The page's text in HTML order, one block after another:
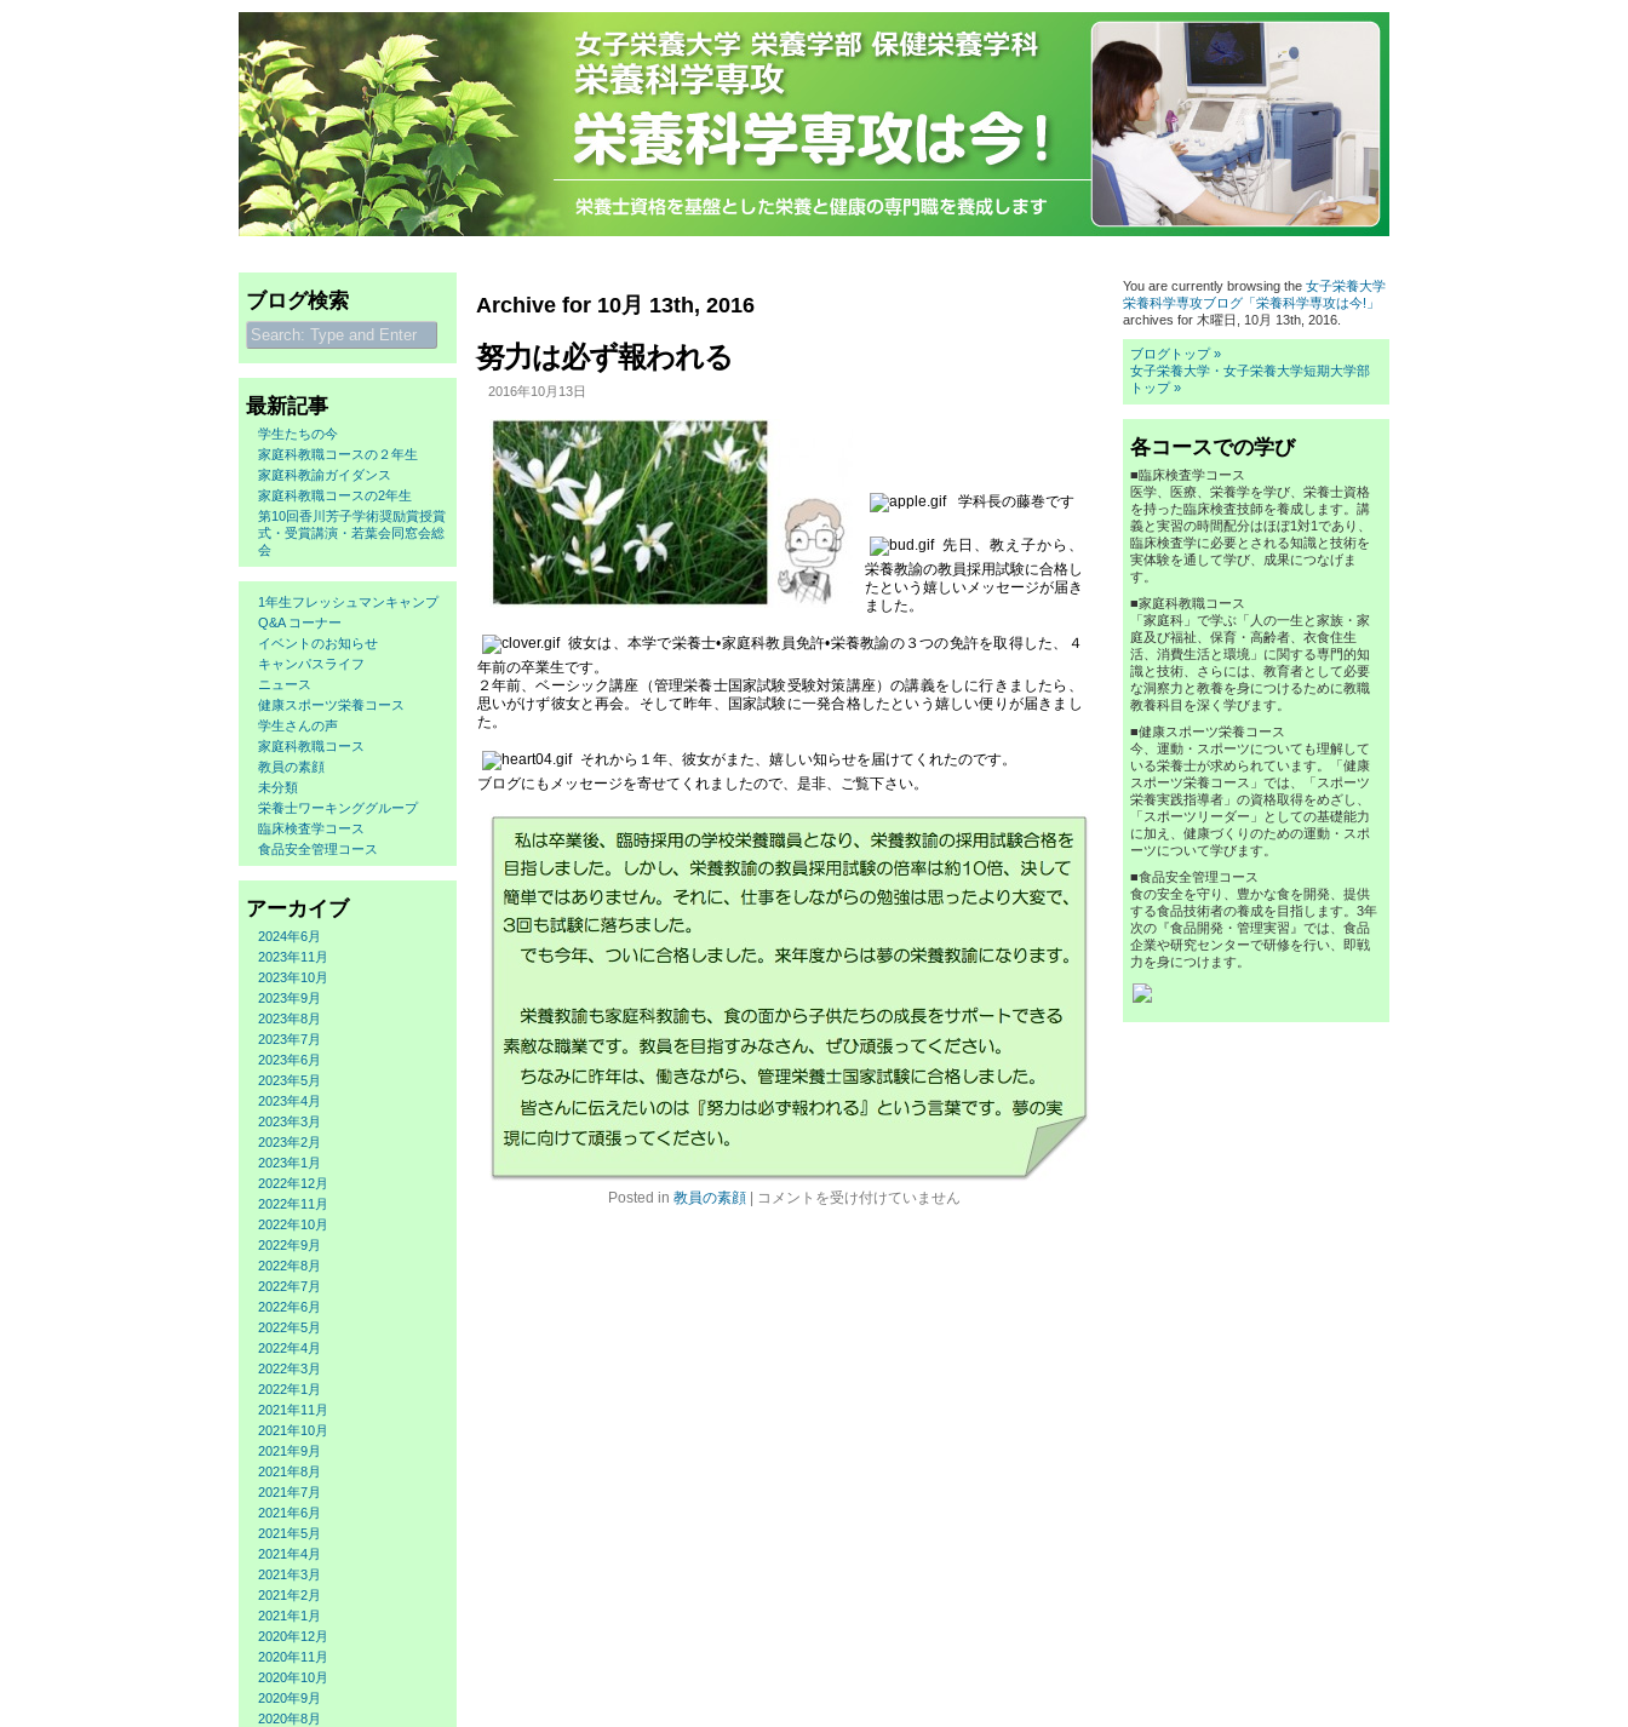
ブログ検索
最新記事
学生たちの今
家庭科教職コースの２年生
家庭科教諭ガイダンス
家庭科教職コースの2年生
第10回香川芳子学術奨励賞授賞
式・受賞講演・若葉会同窓会総
会
1年生フレッシュマンキャンプ
Q&A コーナー
イベントのお知らせ
キャンパスライフ
ニュース
健康スポーツ栄養コース
学生さんの声
家庭科教職コース
教員の素顔
未分類
栄養士ワーキンググループ
臨床検査学コース
食品安全管理コース
アーカイブ
2024年6月
2023年11月
2023年10月
2023年9月
2023年8月
2023年7月
2023年6月
2023年5月
2023年4月
2023年3月
2023年2月
2023年1月
2022年12月
2022年11月
2022年10月
2022年9月
2022年8月
2022年7月
2022年6月
2022年5月
2022年4月
2022年3月
2022年1月
2021年11月
2021年10月
2021年9月
2021年8月
2021年7月
2021年6月
2021年5月
2021年4月
2021年3月
2021年2月
2021年1月
2020年12月
2020年11月
2020年10月
2020年9月
2020年8月
Archive for 10月 13th, 2016
努力は必ず報われる
2016年10月13日
学科長の藤巻です
先日、教え子から、
栄養教諭の教員採用試験に合格し
たという嬉しいメッセージが届き
ました。
彼女は、本学で栄養士•家庭科教員免許•栄養教諭の３つの免許を取得した、４
年前の卒業生です。
２年前、ベーシック講座（管理栄養士国家試験受験対策講座）の講義をしに行きましたら、
思いがけず彼女と再会。そして昨年、国家試験に一発合格したという嬉しい便りが届きまし
た。
それから１年、彼女がまた、嬉しい知らせを届けてくれたのです。
ブログにもメッセージを寄せてくれましたので、是非、ご覧下さい。
Posted in 教員の素顔 | 努
コメントを受け付けていません
You are currently browsing the 女子栄養大学
栄養科学専攻ブログ「栄養科学専攻は今!」
archives for 木曜日, 10月 13th, 2016.
ブログトップ »
女子栄養大学・女子栄養大学短期大学部
トップ »
各コースでの学び
■臨床検査学コース
医学、医療、栄養学を学び、栄養士資格
を持った臨床検査技師を養成します。講
義と実習の時間配分はほぼ1対1であり、
臨床検査学に必要とされる知識と技術を
実体験を通して学び、成果につなげま
す。
■家庭科教職コース
「家庭科」で学ぶ「人の一生と家族・家
庭及び福祉、保育・高齢者、衣食住生
活、消費生活と環境」に関する専門的知
識と技術、さらには、教育者として必要
な洞察力と教養を身につけるために教職
教養科目を深く学びます。
■健康スポーツ栄養コース
今、運動・スポーツについても理解して
いる栄養士が求められています。「健康
スポーツ栄養コース」では、「スポーツ
栄養実践指導者」の資格取得をめざし、
「スポーツリーダー」としての基礎能力
に加え、健康づくりのための運動・スポ
ーツについて学びます。
■食品安全管理コース
食の安全を守り、豊かな食を開発、提供
する食品技術者の養成を目指します。3年
次の『食品開発・管理実習』では、食品
企業や研究センターで研修を行い、即戦
力を身につけます。